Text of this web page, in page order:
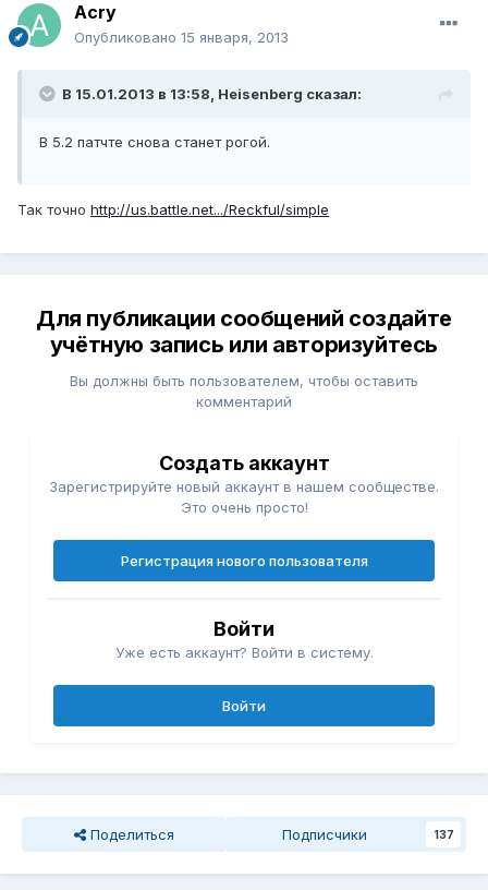
Acry
Опубликовано 15 января, 2013
В 15.01.2013 в 13:58, Heisenberg сказал:
В 5.2 патчте снова станет рогой.
Так точно http://us.battle.net.../Reckful/simple
Для публикации сообщений создайте
учётную запись или авторизуйтесь
Вы должны быть пользователем, чтобы оставить
комментарий
Создать аккаунт
Зарегистрируйте новый аккаунт в нашем сообществе.
Это очень просто!
Регистрация нового пользователя
Войти
Уже есть аккаунт? Войти в систему.
Войти
Поделиться Подписчики 137